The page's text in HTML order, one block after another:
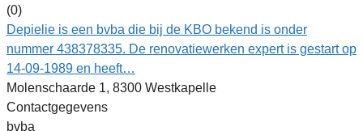
(0)
Depielie is een bvba die bij de KBO bekend is onder
nummer 438378335. De renovatiewerken expert is gestart op
14-09-1989 en heeft…
Molenschaarde 1, 8300 Westkapelle
Contactgegevens
bvba